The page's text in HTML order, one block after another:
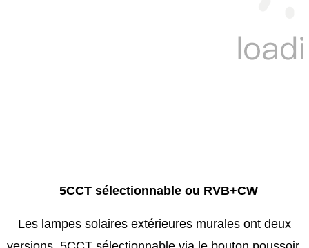
5CCT sélectionnable ou RVB+CW
Les lampes solaires extérieures murales ont deux